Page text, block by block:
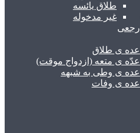
طلاق یائسه
غیر مدخوله
رجعی
عده ی طلاق
عدّه ی متعه (ازدواج موقت)
عده ی وطی به شبهه
عده ی وفات